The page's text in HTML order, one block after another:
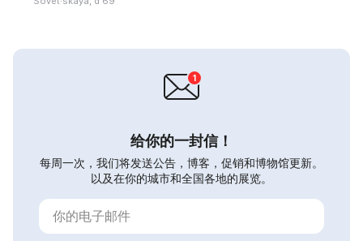
给你的一封信！
每周一次，我们将发送公告，博客，促销和博物馆更新。
以及在你的城市和全国各地的展览。